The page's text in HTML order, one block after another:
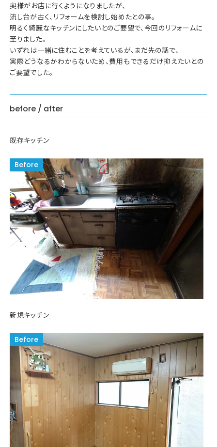
奥様がお店に行くようになりましたが、
流し台が古く、リフォームを検討し始めたとの事。
明るく綺麗なキッチンにしたいとのご要望で、今回のリフォームに
至りました。
いずれは一緒に住むことを考えているが、まだ先の話で、
実際どうなるかわからないため、費用もできるだけ抑えたいとの
ご要望でした。
before / after
既存キッチン
新規キッチン